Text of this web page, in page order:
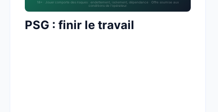
18+ · Jouer comporte des risques : endettement, isolement, dépendance · Offre soumise aux
conditions de l’opérateur.
PSG : finir le travail